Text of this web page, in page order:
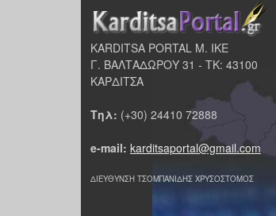
KARDITSA PORTAL Μ. ΙΚΕ
Γ. ΒΑΛΤΑΔΩΡΟΥ 31 - ΤΚ: 43100
ΚΑΡΔΙΤΣΑ
Τηλ: (+30) 24410 72888
e-mail: karditsaportal@gmail.com
ΔΙΕΥΘΥΝΣΗ ΤΣΟΜΠΑΝΙΔΗΣ ΧΡΥΣΟΣΤΟΜΟΣ